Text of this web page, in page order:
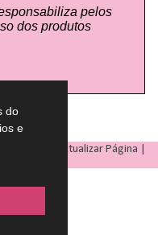
do
e
pelos
dos produtos
© | Atualizar Página